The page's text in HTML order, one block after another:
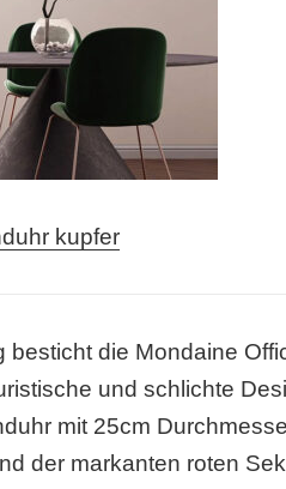
kupfer
besticht die Mondaine
und schlichte
mit 25cm
der markanten roten